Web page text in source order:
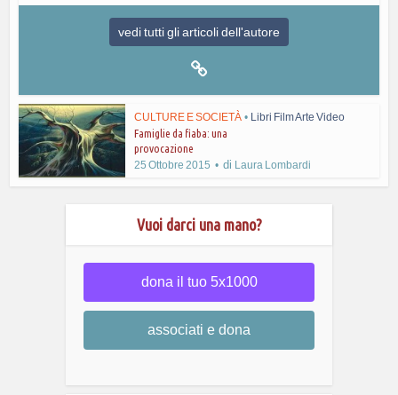
vedi tutti gli articoli dell'autore
CULTURE E SOCIETÀ • Libri Film Arte Video
Famiglie da fiaba: una
provocazione
25 Ottobre 2015
di Laura Lombardi
Vuoi darci una mano?
dona il tuo 5x1000
associati e dona